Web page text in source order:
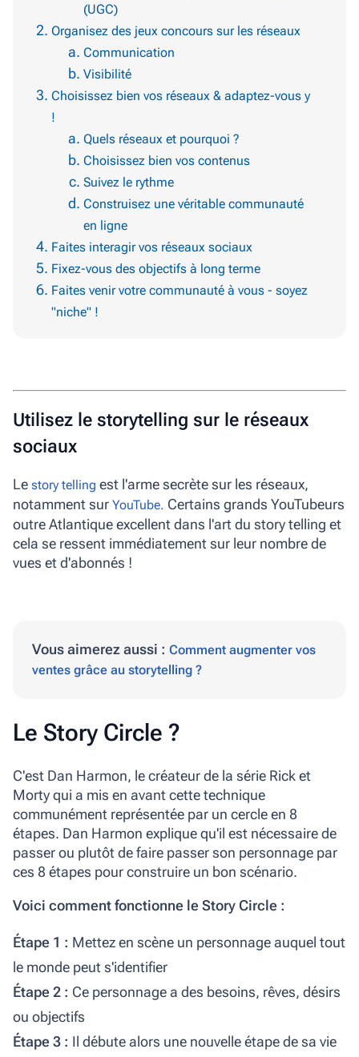
(UGC)
Organisez des jeux concours sur les réseaux
Communication
Visibilité
Choisissez bien vos réseaux & adaptez-vous y
!
Quels réseaux et pourquoi ?
Choisissez bien vos contenus
Suivez le rythme
Construisez une véritable communauté
en ligne
Faites interagir vos réseaux sociaux
Fixez-vous des objectifs à long terme
Faites venir votre communauté à vous - soyez
"niche" !
Utilisez le storytelling sur le réseaux
sociaux
Le story telling est l'arme secrète sur les réseaux,
notamment sur YouTube. Certains grands YouTubeurs
outre Atlantique excellent dans l'art du story telling et
cela se ressent immédiatement sur leur nombre de
vues et d'abonnés !
Vous aimerez aussi : Comment augmenter vos
ventes grâce au storytelling ?
Le Story Circle ?
C'est Dan Harmon, le créateur de la série Rick et
Morty qui a mis en avant cette technique
communément représentée par un cercle en 8
étapes. Dan Harmon explique qu'il est nécessaire de
passer ou plutôt de faire passer son personnage par
ces 8 étapes pour construire un bon scénario.
Voici comment fonctionne le Story Circle :
Étape 1 : Mettez en scène un personnage auquel tout
le monde peut s'identifier
Étape 2 : Ce personnage a des besoins, rêves, désirs
ou objectifs
Étape 3 : Il débute alors une nouvelle étape de sa vie